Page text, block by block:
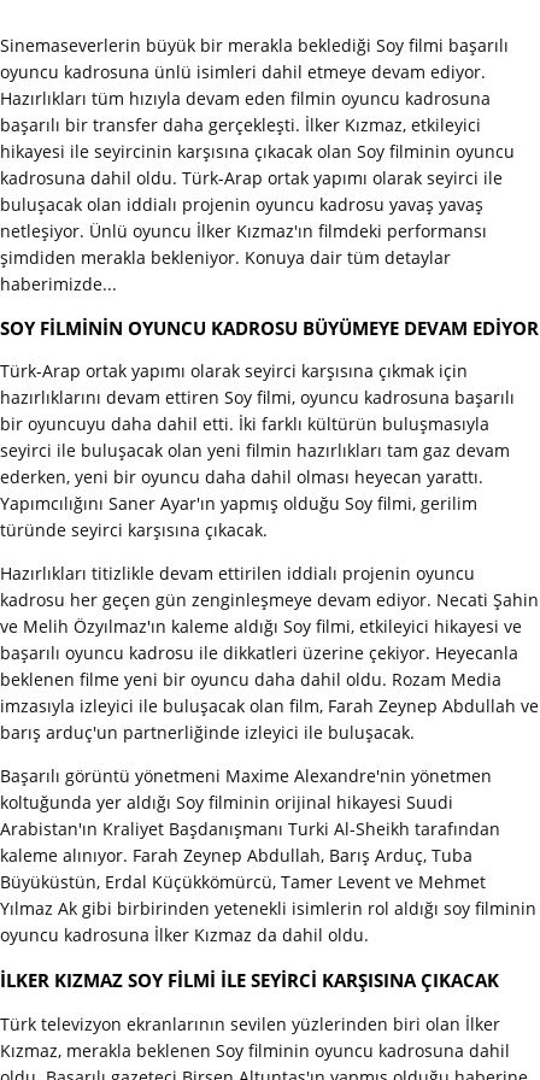
Sinemaseverlerin büyük bir merakla beklediği Soy filmi başarılı
oyuncu kadrosuna ünlü isimleri dahil etmeye devam ediyor.
Hazırlıkları tüm hızıyla devam eden filmin oyuncu kadrosuna
başarılı bir transfer daha gerçekleşti. İlker Kızmaz, etkileyici
hikayesi ile seyircinin karşısına çıkacak olan Soy filminin oyuncu
kadrosuna dahil oldu. Türk-Arap ortak yapımı olarak seyirci ile
buluşacak olan iddialı projenin oyuncu kadrosu yavaş yavaş
netleşiyor. Ünlü oyuncu İlker Kızmaz'ın filmdeki performansı
şimdiden merakla bekleniyor. Konuya dair tüm detaylar
haberimizde...
SOY FİLMİNİN OYUNCU KADROSU BÜYÜMEYE DEVAM EDİYOR
Türk-Arap ortak yapımı olarak seyirci karşısına çıkmak için
hazırlıklarını devam ettiren Soy filmi, oyuncu kadrosuna başarılı
bir oyuncuyu daha dahil etti. İki farklı kültürün buluşmasıyla
seyirci ile buluşacak olan yeni filmin hazırlıkları tam gaz devam
ederken, yeni bir oyuncu daha dahil olması heyecan yarattı.
Yapımcılığını Saner Ayar'ın yapmış olduğu Soy filmi, gerilim
türünde seyirci karşısına çıkacak.
Hazırlıkları titizlikle devam ettirilen iddialı projenin oyuncu
kadrosu her geçen gün zenginleşmeye devam ediyor. Necati Şahin
ve Melih Özyılmaz'ın kaleme aldığı Soy filmi, etkileyici hikayesi ve
başarılı oyuncu kadrosu ile dikkatleri üzerine çekiyor. Heyecanla
beklenen filme yeni bir oyuncu daha dahil oldu. Rozam Media
imzasıyla izleyici ile buluşacak olan film, Farah Zeynep Abdullah ve
barış arduç'un partnerliğinde izleyici ile buluşacak.
Başarılı görüntü yönetmeni Maxime Alexandre'nin yönetmen
koltuğunda yer aldığı Soy filminin orijinal hikayesi Suudi
Arabistan'ın Kraliyet Başdanışmanı Turki Al-Sheikh tarafından
kaleme alınıyor. Farah Zeynep Abdullah, Barış Arduç, Tuba
Büyüküstün, Erdal Küçükkömürcü, Tamer Levent ve Mehmet
Yılmaz Ak gibi birbirinden yetenekli isimlerin rol aldığı soy filminin
oyuncu kadrosuna İlker Kızmaz da dahil oldu.
İLKER KIZMAZ SOY FİLMİ İLE SEYİRCİ KARŞISINA ÇIKACAK
Türk televizyon ekranlarının sevilen yüzlerinden biri olan İlker
Kızmaz, merakla beklenen Soy filminin oyuncu kadrosuna dahil